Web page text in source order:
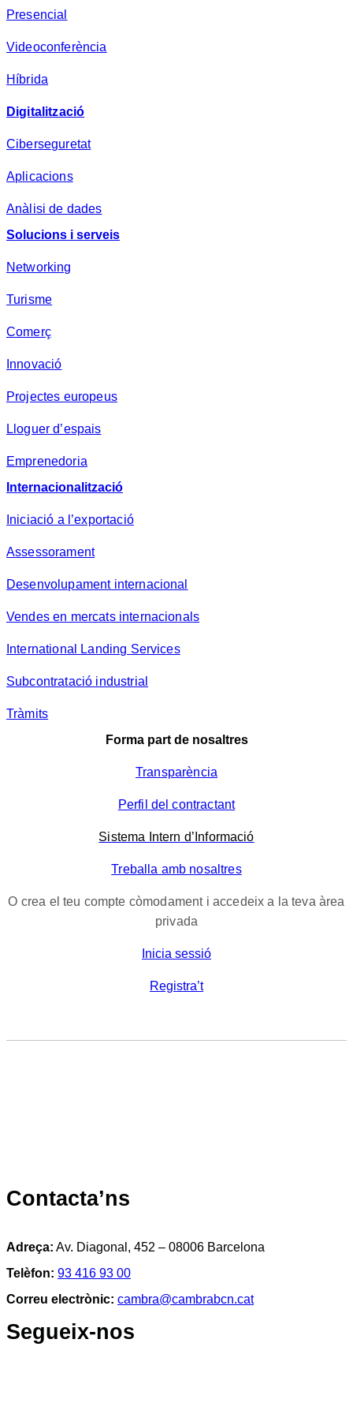
a
*
Presencial
Videoconferència
Híbrida
Digitalització
Ciberseguretat
Aplicacions
Anàlisi de dades
Solucions i serveis
Networking
Turisme
Comerç
Innovació
Projectes europeus
Lloguer d’espais
Emprenedoria
Internacionalització
Iniciació a l’exportació
Assessorament
Desenvolupament internacional
Vendes en mercats internacionals
International Landing Services
Subcontratació industrial
Tràmits
Forma part de nosaltres
Transparència
Perfil del contractant
Sistema Intern d’Informació
Treballa amb nosaltres
O crea el teu compte còmodament i accedeix a la teva àrea
privada
Inicia sessió
Registra’t
Contacta’ns
Adreça: Av. Diagonal, 452 – 08006 Barcelona
Telèfon: 93 416 93 00
Correu electrònic: cambra@cambrabcn.cat
Segueix-nos